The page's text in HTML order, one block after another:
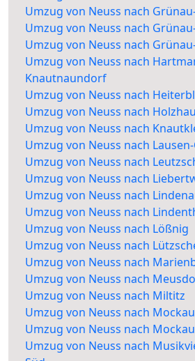
Umzug von Neuss nach
Umzug von Neuss nach
Umzug von Neuss nach
Umzug von Neuss nach
Knautnaundorf
Umzug von Neuss nach
Umzug von Neuss nach
Umzug von Neuss nach
Umzug von Neuss nach
Umzug von Neuss nach
Umzug von Neuss nach
Umzug von Neuss nach
Umzug von Neuss nach
Umzug von Neuss nach Lößnig
Umzug von Neuss nach
Umzug von Neuss nach
Umzug von Neuss nach
Umzug von Neuss nach Miltitz
Umzug von Neuss nach
Umzug von Neuss nach
Umzug von Neuss nach